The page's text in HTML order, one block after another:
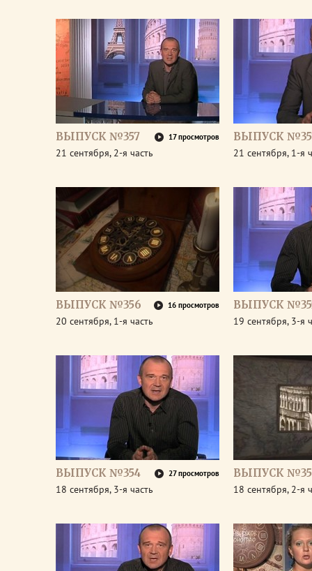
ВЫПУСК №357 17 просмотров
21 сентября, 2-я часть
ВЫПУСК
21 сентября, 1-я
ВЫПУСК №356 16 просмотров
20 сентября, 1-я часть
ВЫПУСК
19 сентября, 3-я
ВЫПУСК №354 27 просмотров
18 сентября, 3-я часть
ВЫПУСК
18 сентября, 2-я